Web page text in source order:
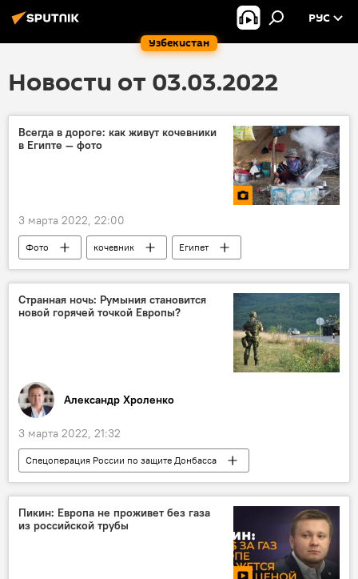
Узбекистан
РУС
Новости от 03.03.2022
Всегда в дороге: как живут кочевники
в Египте — фото
3 марта 2022, 22:00
Фото кочевник Египет
Странная ночь: Румыния становится
новой горячей точкой Европы?
Александр Хроленко
3 марта 2022, 21:32
Спецоперация России по защите Донбасса
Румыния
Европа Украина
Пикин: Европа не проживет без газа
из российской трубы